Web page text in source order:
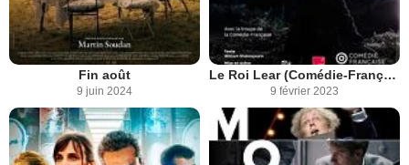
Fin août
9 juin 2024
Le Roi Lear (Comédie-Française)
9 février 2023